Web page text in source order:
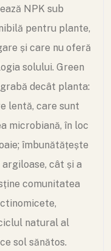
NPK sub
pentru plante,
și care nu oferă
solului. Green
decât planta:
lentă, care sunt
microbiană, în loc
îmbunătățește
cât și a
comunitatea
natural al
sol sănătos.